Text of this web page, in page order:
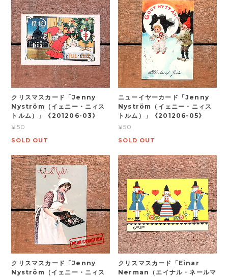
クリスマスカード「Jenny
Nyström（イェニー・ニィス
トルム）」《201206-03》
¥50
SOLD OUT
ニューイヤーカード「Jenny
Nyström（イェニー・ニィス
トルム）」《201206-05》
¥50
SOLD OUT
クリスマスカード「Jenny
Nyström（イェニー・ニィス
クリスマスカード「Einar
Nerman（エイナル・ネールマ